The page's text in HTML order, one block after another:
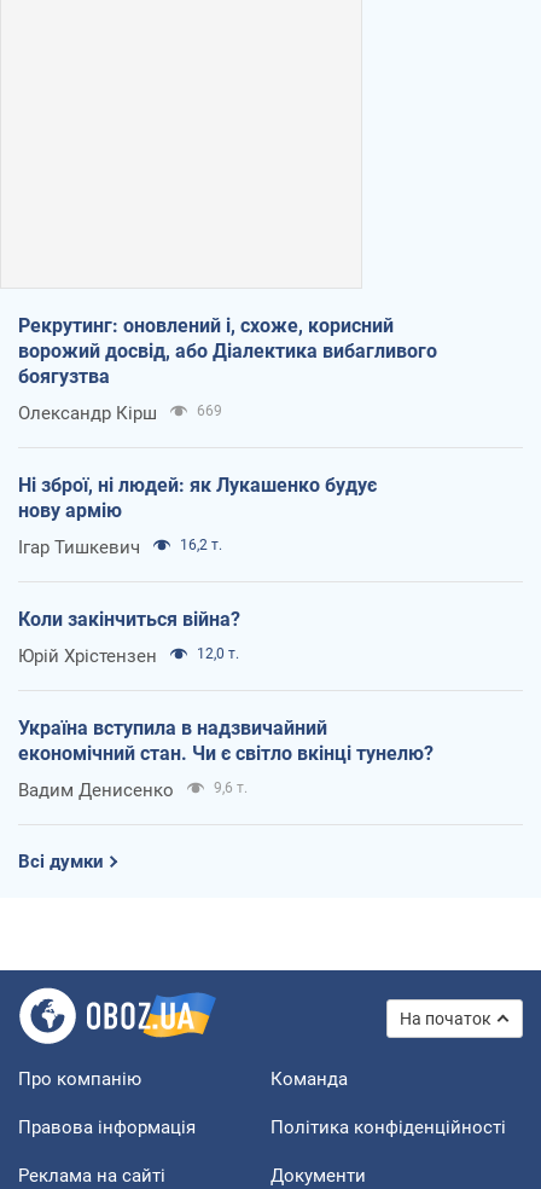
Рекрутинг: оновлений і, схоже, корисний
ворожий досвід, або Діалектика вибагливого
боягузтва
Олександр Кірш 669
Ні зброї, ні людей: як Лукашенко будує
нову армію
Ігар Тишкевич 16,2 т.
Коли закінчиться війна?
Юрій Хрістензен 12,0 т.
Україна вступила в надзвичайний
економічний стан. Чи є світло вкінці тунелю?
Вадим Денисенко 9,6 т.
Всі думки
На початок
Про компанію Команда
Правова інформація Політика конфіденційності
Реклама на сайті Документи